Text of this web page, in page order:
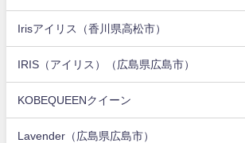
Irisアイリス（香川県高松市）
IRIS（アイリス）（広島県広島市）
KOBEQUEENクイーン
Lavender（広島県広島市）